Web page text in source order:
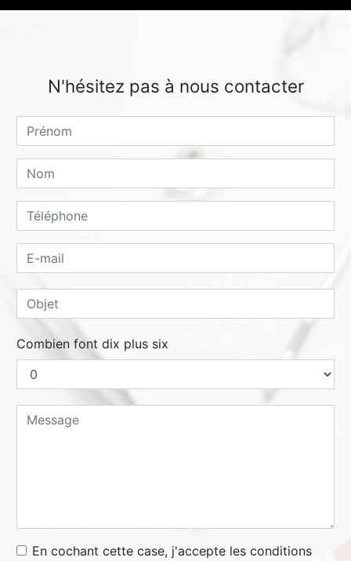
N'hésitez pas à nous contacter
Combien font dix plus six
En cochant cette case, j'accepte les conditions